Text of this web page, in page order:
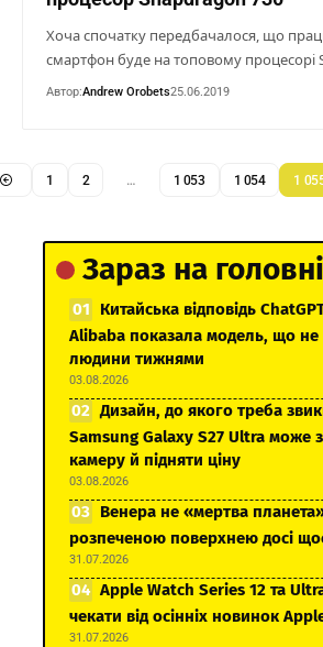
Хоча спочатку передбачалося, що
смартфон буде на топовому процесорі
Автор:Andrew Orobets25.06.2019
1 2 … 1 053 1 054 1
Зараз на
Китайська відповідь
Alibaba показала модель, що не
людини тижнями
03.08.2026
Дизайн, до якого треба
Samsung Galaxy S27 Ultra може
камеру й підняти ціну
03.08.2026
Венера не «мертва
розпеченою поверхнею досі
31.07.2026
Apple Watch Series 12 та
чекати від осінніх новинок
31.07.2026